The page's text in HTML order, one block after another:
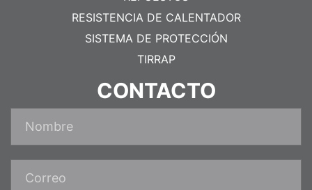
RESISTENCIA DE CALENTADOR
SISTEMA DE PROTECCIÓN
TIRRAP
CONTACTO